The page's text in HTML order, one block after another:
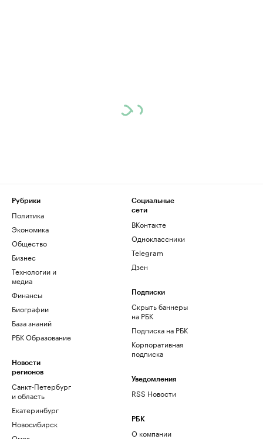
Рубрики
Политика
Экономика
Общество
Бизнес
Технологии и
медиа
Финансы
Биографии
База знаний
РБК Образование
Новости
регионов
Санкт-Петербург
и область
Екатеринбург
Новосибирск
Социальные
сети
ВКонтакте
Одноклассники
Telegram
Дзен
Подписки
Скрыть баннеры
на РБК
Подписка на РБК
Корпоративная
подписка
Уведомления
RSS Новости
РБК
О компании